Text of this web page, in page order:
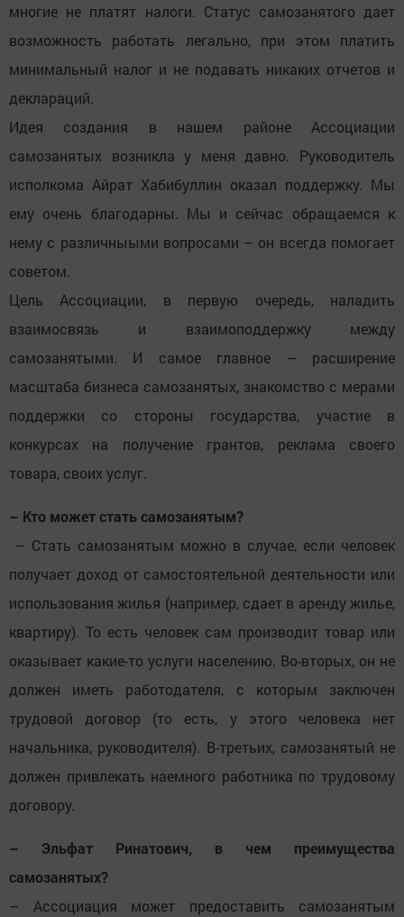
многие не платят налоги. Статус самозанятого дает
возможность работать легально, при этом платить
минимальный налог и не подавать никаких отчетов и
деклараций.
Идея создания в нашем районе Ассоциации
самозанятых возникла у меня давно. Руководитель
исполкома Айрат Хабибуллин оказал поддержку. Мы
ему очень благодарны. Мы и сейчас обращаемся к
нему с различныыми вопросами – он всегда помогает
советом.
Цель Ассоциации, в первую очередь, наладить
взаимосвязь и взаимоподдержку между
самозанятыми. И самое главное – расширение
масштаба бизнеса самозанятых, знакомство с мерами
поддержки со стороны государства, участие в
конкурсах на получение грантов, реклама своего
товара, своих услуг.
– Кто может стать самозанятым?
– Стать самозанятым можно в случае, если человек
получает доход от самостоятельной деятельности или
использования жилья (например, сдает в аренду жилье,
квартиру). То есть человек сам производит товар или
оказывает какие-то услуги населению. Во-вторых, он не
должен иметь работодателя, с которым заключен
трудовой договор (то есть, у этого человека нет
начальника, руководителя). В-третьих, самозанятый не
должен привлекать наемного работника по трудовому
договору.
– Эльфат Ринатович, в чем преимущества
самозанятых?
– Ассоциация может предоставить самозанятым